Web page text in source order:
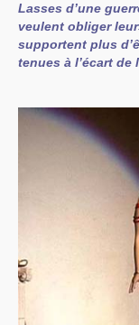
Lasses d’une
veulent obliger
supportent plus
tenues à l’écart